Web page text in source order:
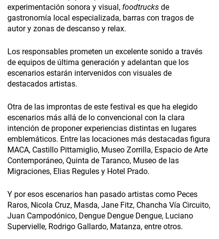
experimentación sonora y visual, foodtrucks de
gastronomía local especializada, barras con tragos de
autor y zonas de descanso y relax.
Los responsables prometen un excelente sonido a través
de equipos de última generación y adelantan que los
escenarios estarán intervenidos con visuales de
destacados artistas.
Otra de las improntas de este festival es que ha elegido
escenarios más allá de lo convencional con la clara
intención de proponer experiencias distintas en lugares
emblemáticos. Entre las locaciones más destacadas figura
MACA, Castillo Pittamiglio, Museo Zorrilla, Espacio de Arte
Contemporáneo, Quinta de Taranco, Museo de las
Migraciones, Elias Regules y Hotel Prado.
Y por esos escenarios han pasado artistas como Peces
Raros, Nicola Cruz, Masda, Jane Fitz, Chancha Vía Circuito,
Juan Campodónico, Dengue Dengue Dengue, Luciano
Supervielle, Rodrigo Gallardo, Matanza, entre otros.